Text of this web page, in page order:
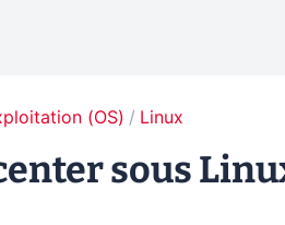
(OS) Linux
sous